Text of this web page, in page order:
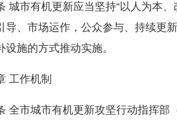
市有机更新应当坚持“以人为本、
导、市场运作，公众参与、持续更
设施的方式推动实施。
作机制
市城市有机更新攻坚行动指挥部